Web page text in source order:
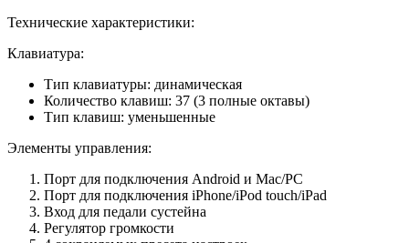
Технические характеристики:
Клавиатура:
Тип клавиатуры: динамическая
Количество клавиш: 37 (3 полные октавы)
Тип клавиш: уменьшенные
Элементы управления:
Порт для подключения Android и Mac/PC
Порт для подключения iPhone/iPod touch/iPad
Вход для педали сустейна
Регулятор громкости